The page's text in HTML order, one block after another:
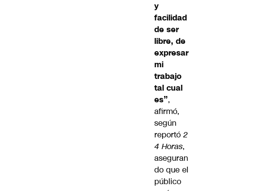
y
facilidad
de ser
libre, de
expresar
mi
trabajo
tal cual
es”,
afirmó,
según
reportó 2
4 Horas,
aseguran
do que el
público